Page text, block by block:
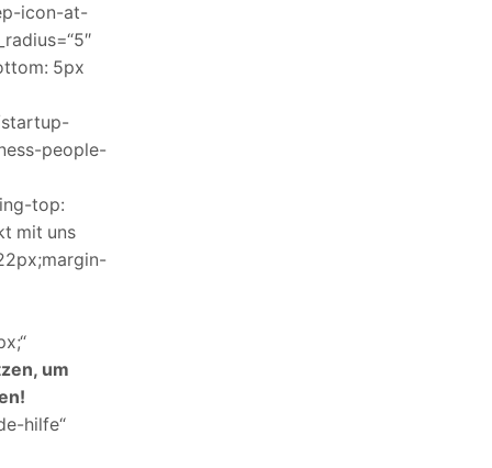
icon-at-
5px
people-
top:
mit uns
um
hilfe“